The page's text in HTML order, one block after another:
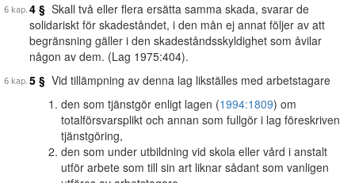
4 § Skall två eller flera ersätta samma skada, svarar de
solidariskt för skadeståndet, i den mån ej annat följer av att
begränsning gäller i den skadeståndsskyldighet som åvilar
någon av dem. (Lag 1975:404).
5 § Vid tillämpning av denna lag likställes med arbetstagare
den som tjänstgör enligt lagen (1994:1809) om
totalförsvarsplikt och annan som fullgör i lag föreskriven
tjänstgöring,
den som under utbildning vid skola eller vård i anstalt
utför arbete som till sin art liknar sådant som vanligen